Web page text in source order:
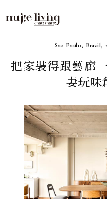
São Paulo, Brazil,
把家裝得跟藝廊
妻玩味